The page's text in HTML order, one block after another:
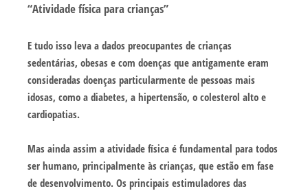
“Atividade física para crianças”
E tudo isso leva a dados preocupantes de crianças
sedentárias, obesas e com doenças que antigamente eram
consideradas doenças particularmente de pessoas mais
idosas, como a diabetes, a hipertensão, o colesterol alto e
cardiopatias.
Mas ainda assim a atividade física é fundamental para todos
ser humano, principalmente às crianças, que estão em fase
de desenvolvimento. Os principais estimuladores das